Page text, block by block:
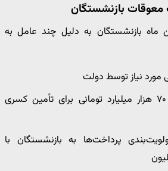
معوقات بازنشستگان
ماه بازنشستگان به دلیل چند عامل به
نیاز توسط دولت
انتشار اوراق مالی ۷۰ هزار میلیارد تومانی برای تأمین کسری
پرداخت‌ها به بازنشستگان با